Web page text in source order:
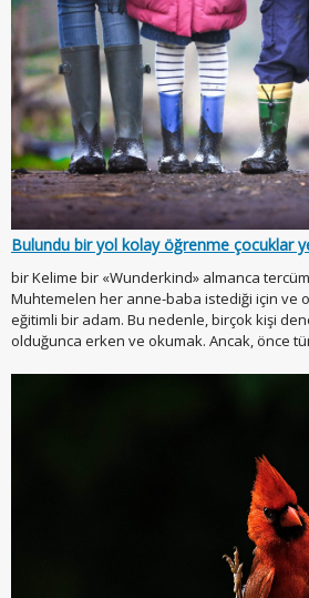
Bulundu bir yol kolay öğrenme çocuklar
bir Kelime bir «Wunderkind» almanca
Muhtemelen her anne-baba istediği için ve
eğitimli bir adam. Bu nedenle, birçok kişi
olduğunca erken ve okumak. Ancak, önce